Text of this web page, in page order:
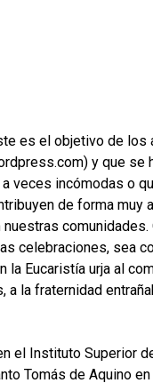
es el objetivo de los
y que se
veces incómodas o
de forma muy
celebraciones, sea
Eucaristía urja al
a la fraternidad
el Instituto Superior
Tomás de Aquino